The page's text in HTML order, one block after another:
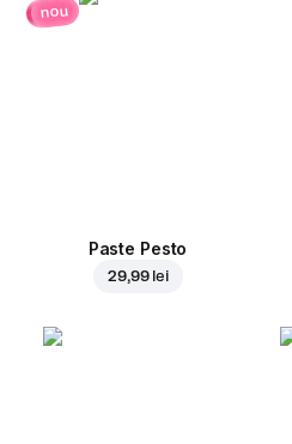
nou
Paste Pesto
29,99 lei